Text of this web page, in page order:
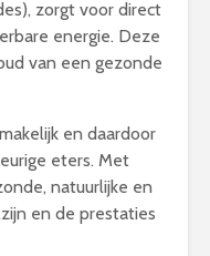
zorgt voor direct
energie. Deze
van een gezonde
en daardoor
eters. Met
natuurlijke en
en de prestaties